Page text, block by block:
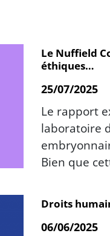
Le Nuffield
éthiques…
25/07/2025
Le rapport
laboratoire
Bien que
Droits
06/06/2025